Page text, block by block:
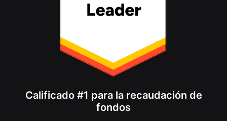
Calificado #1 para la recaudación de
fondos